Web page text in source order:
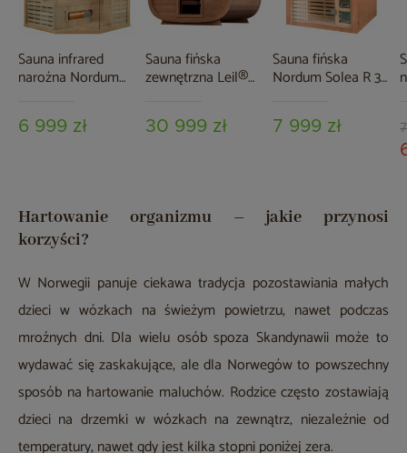
Sauna infrared
narożna Nordum
naturalna
6 999 zł
Sauna fińska
zewnętrzna Leil®
5-osobowa
30 999 zł
Sauna fińska
Nordum Solea R 3-
7 999 zł
Hartowanie organizmu – jakie przynosi
korzyści?
W Norwegii panuje ciekawa tradycja pozostawiania małych
dzieci w wózkach na świeżym powietrzu, nawet podczas
mroźnych dni. Dla wielu osób spoza Skandynawii może to
wydawać się zaskakujące, ale dla Norwegów to powszechny
sposób na hartowanie maluchów. Rodzice często zostawiają
dzieci na drzemki w wózkach na zewnątrz, niezależnie od
temperatury, nawet gdy jest kilka stopni poniżej zera.